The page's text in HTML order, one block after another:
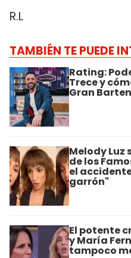
R.L
TAMBIÉN TE PUEDE
Rating:
Trece y
Gran
Melody Luz
de los
el
garrón"
El potente
y María
tampoco